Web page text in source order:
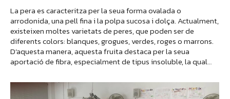
La pera es caracteritza per la seua forma ovalada o
arrodonida, una pell fina i la polpa sucosa i dolça. Actualment,
existeixen moltes varietats de peres, que poden ser de
diferents colors: blanques, grogues, verdes, roges o marrons.
D’aquesta manera, aquesta fruita destaca per la seua
aportació de fibra, especialment de tipus insoluble, la qual…